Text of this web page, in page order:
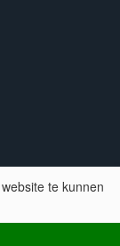
te kunnen